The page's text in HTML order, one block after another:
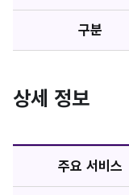
구분
상세 정보
주요 서비스